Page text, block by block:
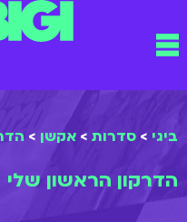
תפריט
ביגי > סדרות > אקשן >
הדרקון הראשון שלי